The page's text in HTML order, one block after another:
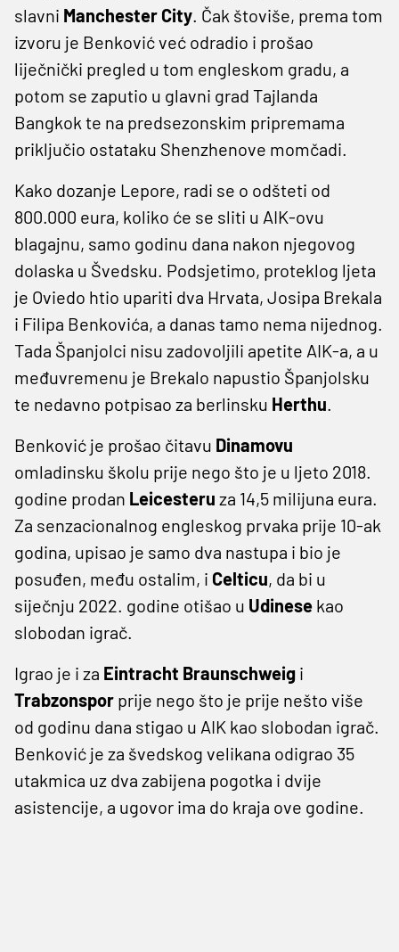
slavni Manchester City. Čak štoviše, prema tom
izvoru je Benković već odradio i prošao
liječnički pregled u tom engleskom gradu, a
potom se zaputio u glavni grad Tajlanda
Bangkok te na predsezonskim pripremama
priključio ostataku Shenzhenove momčadi.
Kako dozanje Lepore, radi se o odšteti od
800.000 eura, koliko će se sliti u AIK-ovu
blagajnu, samo godinu dana nakon njegovog
dolaska u Švedsku. Podsjetimo, proteklog ljeta
je Oviedo htio upariti dva Hrvata, Josipa Brekala
i Filipa Benkovića, a danas tamo nema nijednog.
Tada Španjolci nisu zadovoljili apetite AIK-a, a u
međuvremenu je Brekalo napustio Španjolsku
te nedavno potpisao za berlinsku Herthu.
Benković je prošao čitavu Dinamovu
omladinsku školu prije nego što je u ljeto 2018.
godine prodan Leicesteru za 14,5 milijuna eura.
Za senzacionalnog engleskog prvaka prije 10-ak
godina, upisao je samo dva nastupa i bio je
posuđen, među ostalim, i Celticu, da bi u
siječnju 2022. godine otišao u Udinese kao
slobodan igrač.
Igrao je i za Eintracht Braunschweig i
Trabzonspor prije nego što je prije nešto više
od godinu dana stigao u AIK kao slobodan igrač.
Benković je za švedskog velikana odigrao 35
utakmica uz dva zabijena pogotka i dvije
asistencije, a ugovor ima do kraja ove godine.